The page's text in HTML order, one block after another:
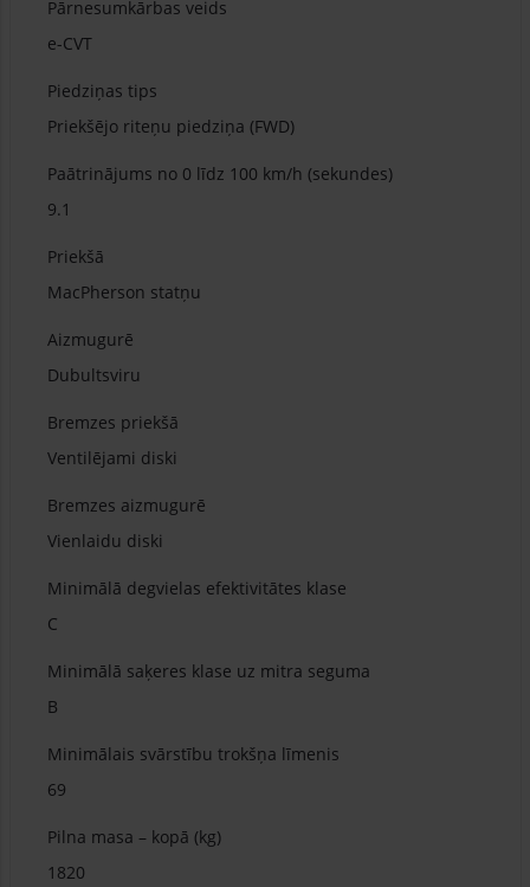
Pārnesumkārbas veids
e-CVT
Piedziņas tips
Priekšējo riteņu piedziņa (FWD)
Paātrinājums no 0 līdz 100 km/h (sekundes)
9.1
Priekšā
MacPherson statņu
Aizmugurē
Dubultsviru
Bremzes priekšā
Ventilējami diski
Bremzes aizmugurē
Vienlaidu diski
Minimālā degvielas efektivitātes klase
C
Minimālā saķeres klase uz mitra seguma
B
Minimālais svārstību trokšņa līmenis
69
Pilna masa – kopā (kg)
1820